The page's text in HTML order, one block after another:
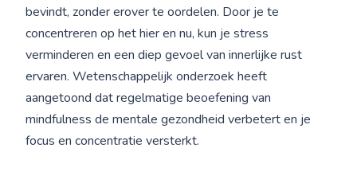
bevindt, zonder erover te oordelen. Door je te
concentreren op het hier en nu, kun je stress
verminderen en een diep gevoel van innerlijke rust
ervaren. Wetenschappelijk onderzoek heeft
aangetoond dat regelmatige beoefening van
mindfulness de mentale gezondheid verbetert en je
focus en concentratie versterkt.